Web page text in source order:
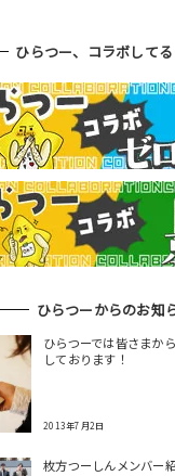
ひらつー、コラボして
ひらつーからのお知
ひらつーでは皆さまか
しております！
2013年7月2日
枚方つーしんメンバー